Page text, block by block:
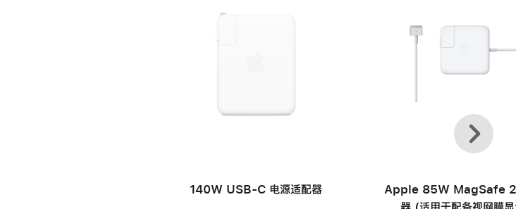
140W USB-C 电源适配器
Apple 85W MagSafe 2
器 (适用于配备视网膜
上
一
个
下
一
个